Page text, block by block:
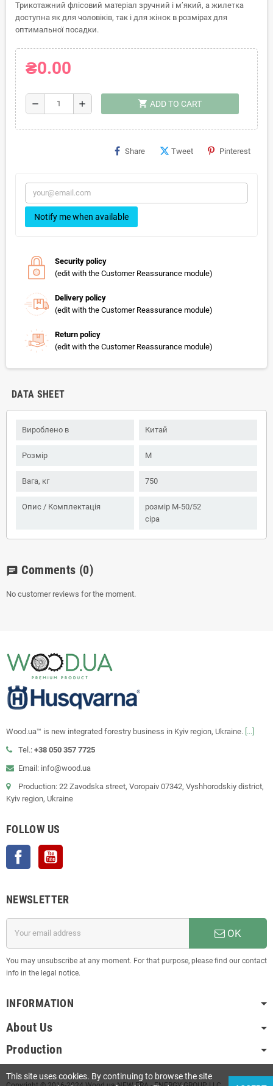
Трикотажний флісовий матеріал зручний і м’який, а жилетка
доступна як для чоловіків, так і для жінок в розмірах для
оптимальної посадки.
₴0.00
remove add shopping_cart ADD TO CART
Share Tweet Pinterest
Notify me when available
Security policy
(edit with the Customer Reassurance module)
Delivery policy
(edit with the Customer Reassurance module)
Return policy
(edit with the Customer Reassurance module)
DATA SHEET
Вироблено в Китай
Розмір M
Вага, кг 750
Опис / Комплектація
розмір M-50/52
сіра
chat Comments (0)
No customer reviews for the moment.
Wood.ua™ is new integrated forestry business in Kyiv region, Ukraine. [...]
Tel.: +38 050 357 7725
Email: info@wood.ua
Production: 22 Zavodska street, Voropaiv 07342, Vyshhorodskiy district,
Kyiv region, Ukraine
FOLLOW US
Facebook
NEWSLETTER
OK
You may unsubscribe at any moment. For that purpose, please find our contact
info in the legal notice.
INFORMATION
About Us
Production
This site uses cookies. By continuing to browse the site